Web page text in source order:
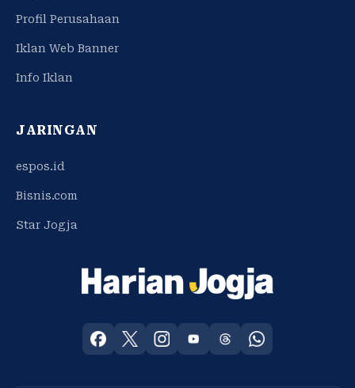
Profil Perusahaan
Iklan Web Banner
Info Iklan
JARINGAN
espos.id
Bisnis.com
Star Jogja